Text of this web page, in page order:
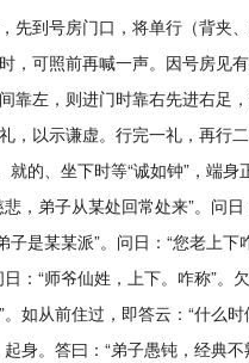
先到号房门口，将单行（背夹
，可照前再喊一声。因号房见
靠左，则进门时靠右先进右足
，以示谦虚。行完一礼，再行
就的、坐下时等“诚如钟”，端
，弟子从某处回常处来”。问
子是某某派”。问日：“您老上
：“师爷仙姓，上下。咋称”。
。如从前住过，即答云：“什么
起身。答曰：“弟子愚钝，经典